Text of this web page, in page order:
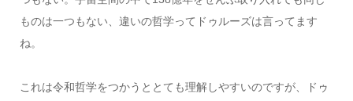
ものは一つもない、違いの哲学ってドゥルーズは言ってます
ね。
これは令和哲学をつかうととても理解しやすいのですが、ドゥ